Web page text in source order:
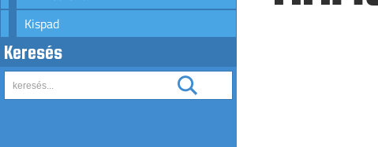
Kispad
Keresés